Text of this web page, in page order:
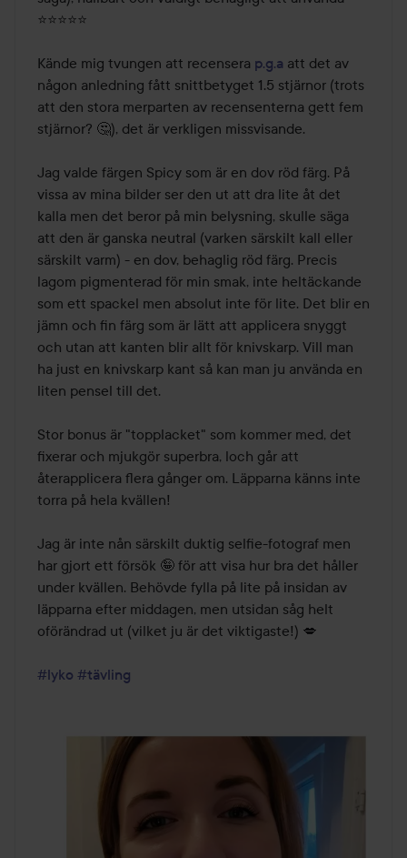
⭐⭐⭐⭐⭐
Kände mig tvungen att recensera p.g.a att det av
någon anledning fått snittbetyget 1.5 stjärnor (trots
att den stora merparten av recensenterna gett fem
stjärnor? 🤔), det är verkligen missvisande.
Jag valde färgen Spicy som är en dov röd färg. På
vissa av mina bilder ser den ut att dra lite åt det
kalla men det beror på min belysning, skulle säga
att den är ganska neutral (varken särskilt kall eller
särskilt varm) - en dov, behaglig röd färg. Precis
lagom pigmenterad för min smak, inte heltäckande
som ett spackel men absolut inte för lite. Det blir en
jämn och fin färg som är lätt att applicera snyggt
och utan att kanten blir allt för knivskarp. Vill man
ha just en knivskarp kant så kan man ju använda en
liten pensel till det.
Stor bonus är "topplacket" som kommer med, det
fixerar och mjukgör superbra, loch går att
återapplicera flera gånger om. Läpparna känns inte
torra på hela kvällen!
Jag är inte nån särskilt duktig selfie-fotograf men
har gjort ett försök 🤪 för att visa hur bra det håller
under kvällen. Behövde fylla på lite på insidan av
läpparna efter middagen, men utsidan såg helt
oförändrad ut (vilket ju är det viktigaste!) 💋
#lyko #tävling